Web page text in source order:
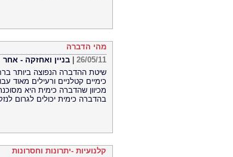
מהי הדברה
26/05/11
בניין ואחזקה - אחר
שיטת ההדברה הנפוצה ביותר
כימיים קטלניים ורעילים מאוד
מכיוון שהדברה כימית היא
בהדברה כימית יכולים לגרום
קלנועיות -יתרונות וחסרונות